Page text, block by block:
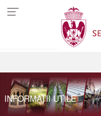
INFORMAŢII UTILE